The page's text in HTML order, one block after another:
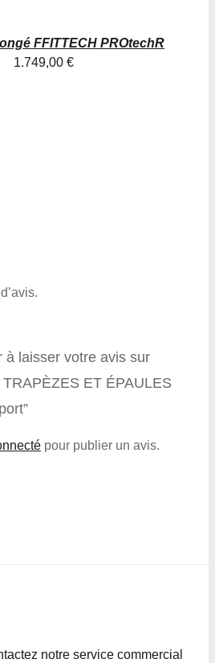
FFITTECH PROtechR
1.749,00 €
à laisser votre avis sur
ET ÉPAULES
pour publier un avis.
notre service commercial